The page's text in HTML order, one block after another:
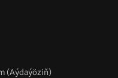
(Aýdaýöziň)